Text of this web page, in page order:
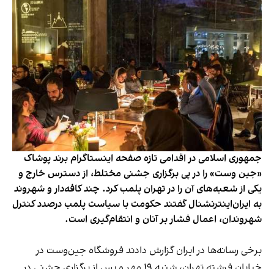
جمهوری اسلامی در اقدامی تازه صفحه اینستاگرام برند پوشاک
«جین وست» را در پی برگزاری جشنی مختلط، از دسترس خارج و
یکی از شعبه‌های آن را در تهران پلمب کرد. چند کافه‌‌دار و شهروند
به ایران‌اینترنشنال گفتند حکومت با سیاست پلمب درصدد کنترل
شهروندان، اعمال فشار بر آنان و انتقام‌گیری است.
برخی رسانه‌ها در ایران گزارش دادند فروشگاه جین‌وست در